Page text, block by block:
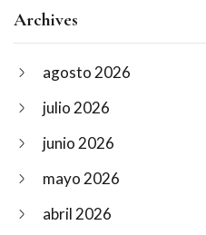
Archives
agosto 2026
julio 2026
junio 2026
mayo 2026
abril 2026